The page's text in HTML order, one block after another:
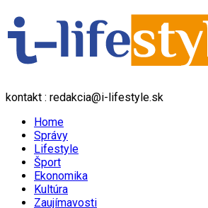
kontakt : redakcia@i-lifestyle.sk
Home
Správy
Lifestyle
Šport
Ekonomika
Kultúra
Zaujímavosti